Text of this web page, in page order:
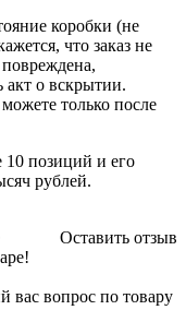
коробки (не
что заказ не
повреждена,
акт о вскрытии.
только после
10 позиций и его
рублей.
Оставить отзыв
вас вопрос по товару